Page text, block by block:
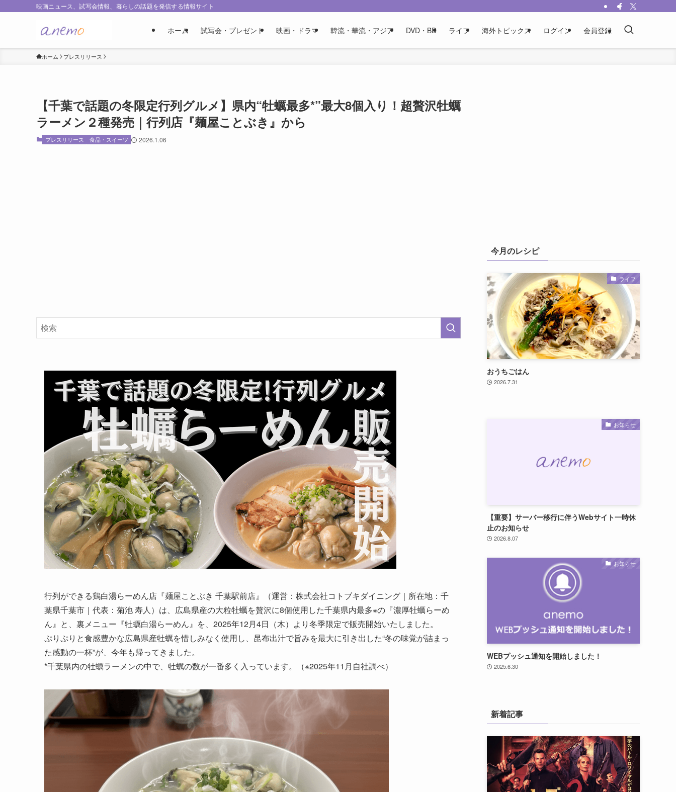
映画ニュース、試写会情報、暮らしの話題を発信する情報サイト
ホーム 試写会・プレゼント 映画・ドラマ 韓流・華流・アジア DVD・BD ライフ 海外トピックス ログイン 会員登録
ホーム プレスリリース
【千葉で話題の冬限定行列グルメ】県内“牡蠣最多*”最大8個入り！超贅沢牡蠣
ラーメン２種発売｜行列店『麺屋ことぶき』から
プレスリリース 食品・スイーツ 2026.1.06
行列ができる鶏白湯らーめん店『麺屋ことぶき 千葉駅前店』（運営：株式会社コトブキダイニング｜所在地：千
葉県千葉市｜代表：菊池 寿人）は、広島県産の大粒牡蠣を贅沢に8個使用した千葉県内最多※の『濃厚牡蠣らーめ
ん』と、裏メニュー『牡蠣白湯らーめん』を、2025年12月4日（木）より冬季限定で販売開始いたしました。
ぷりぷりと食感豊かな広島県産牡蠣を惜しみなく使用し、昆布出汁で旨みを最大に引き出した“冬の味覚が詰まっ
た感動の一杯”が、今年も帰ってきました。
*千葉県内の牡蠣ラーメンの中で、牡蠣の数が一番多く入っています。（※2025年11月自社調べ）
今月のレシピ
ライフ
おうちごはん
2026.7.31
お知らせ
【重要】サーバー移行に伴うWebサイト一時休
止のお知らせ
2026.8.07
お知らせ
WEBプッシュ通知を開始しました！
2025.6.30
新着記事